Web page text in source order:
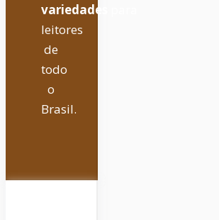
variedades
leitores
de
todo
o
Brasil.